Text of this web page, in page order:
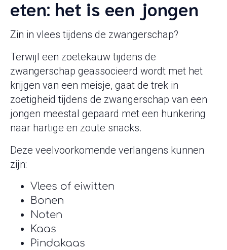
eten: het is een jongen
Zin in vlees tijdens de zwangerschap?
Terwijl een zoetekauw tijdens de
zwangerschap geassocieerd wordt met het
krijgen van een meisje, gaat de trek in
zoetigheid tijdens de zwangerschap van een
jongen meestal gepaard met een hunkering
naar hartige en zoute snacks.
Deze veelvoorkomende verlangens kunnen
zijn:
Vlees of eiwitten
Bonen
Noten
Kaas
Pindakaas